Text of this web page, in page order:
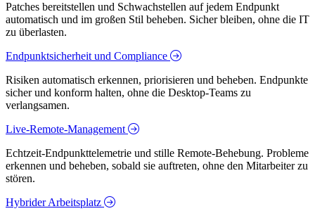
Patches bereitstellen und Schwachstellen auf jedem Endpunkt
automatisch und im großen Stil beheben. Sicher bleiben, ohne die IT
zu überlasten.
Endpunktsicherheit und Compliance
Risiken automatisch erkennen, priorisieren und beheben. Endpunkte
sicher und konform halten, ohne die Desktop-Teams zu
verlangsamen.
Live-Remote-Management
Echtzeit-Endpunkttelemetrie und stille Remote-Behebung. Probleme
erkennen und beheben, sobald sie auftreten, ohne den Mitarbeiter zu
stören.
Hybrider Arbeitsplatz